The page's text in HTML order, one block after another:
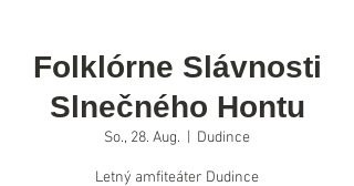
Folklórne Slávnosti
Slnečného Hontu
So., 28. Aug. Dudince
Letný amfiteáter Dudince